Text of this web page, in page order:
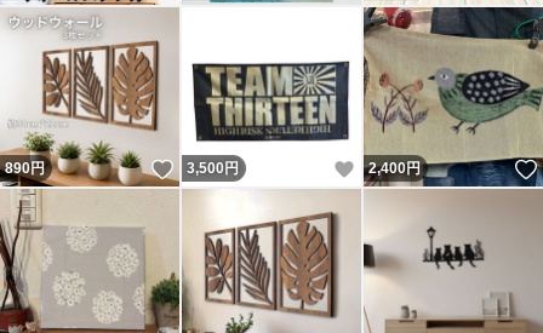
890円 いいね！
3,500 円 いいね！
2,400円